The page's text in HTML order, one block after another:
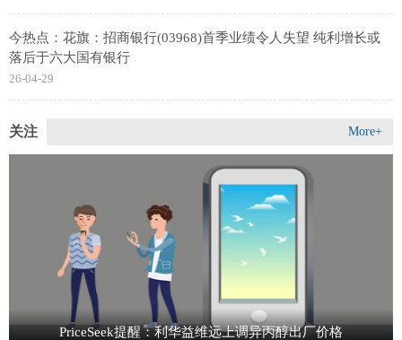
今热点：花旗：招商银行(03968)首季业绩令人失望 纯利增长或
落后于六大国有银行
26-04-29
关注 More+
PriceSeek提醒：利华益维远上调异丙醇出厂价格